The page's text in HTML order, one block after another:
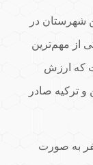
شهرستان در
از مهم‌ترین
که ارزش
و ترکیه صادر
به صورت